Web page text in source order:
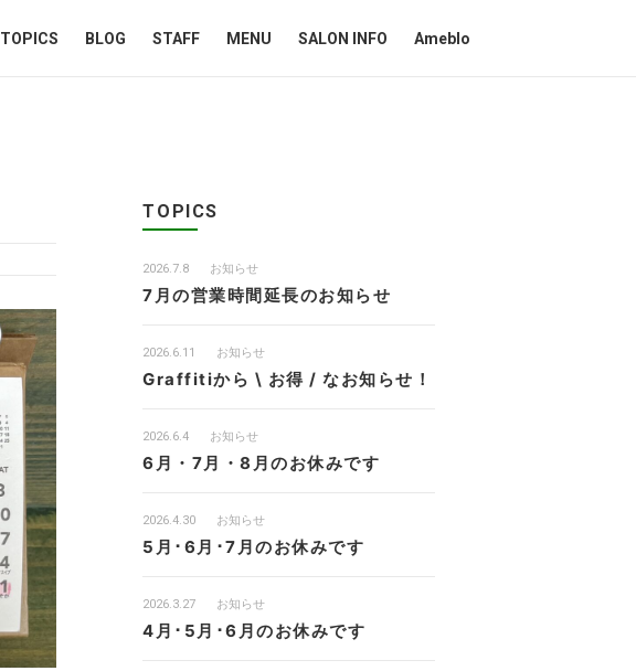
TOPICS BLOG STAFF MENU SALON INFO Ameblo
TOPICS
2026.7.8 お知らせ
7月の営業時間延長のお知らせ
2026.6.11 お知らせ
Graffitiから \ お得 / なお知らせ！
2026.6.4 お知らせ
6月・7月・8月のお休みです
2026.4.30 お知らせ
5月･6月･7月のお休みです
2026.3.27 お知らせ
4月･5月･6月のお休みです